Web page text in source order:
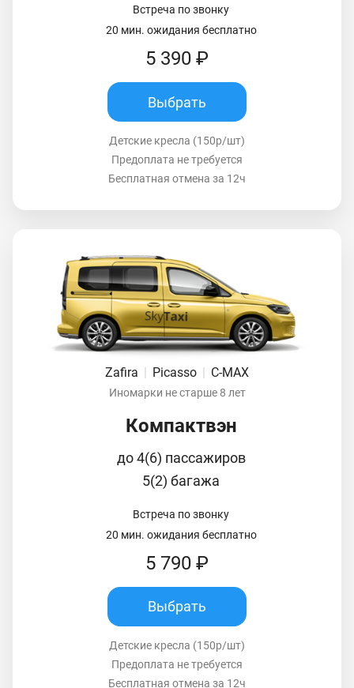
Встреча по звонку
20 мин. ожидания бесплатно
5 390 ₽
Выбрать
Детские кресла (150р/шт)
Предоплата не требуется
Бесплатная отмена за 12ч
Zafira | Picasso | C-MAX
Иномарки не старше 8 лет
Компактвэн
до 4(6) пассажиров
5(2) багажа
Встреча по звонку
20 мин. ожидания бесплатно
5 790 ₽
Выбрать
Детские кресла (150р/шт)
Предоплата не требуется
Бесплатная отмена за 12ч